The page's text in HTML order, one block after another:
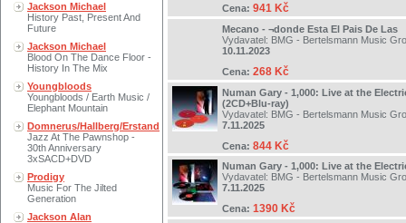
Jackson Michael
History Past, Present And
Future
Jackson Michael
Blood On The Dance Floor -
History In The Mix
Youngbloods
Youngbloods / Earth Music /
Elephant Mountain
Domnerus/Hallberg/Erstand
Jazz At The Pawnshop -
30th Anniversary
3xSACD+DVD
Prodigy
Music For The Jilted
Generation
Jackson Alan
Cena: 941 Kč
Mecano - ¬donde Esta El Pais De Las
Vydavatel: BMG - Bertelsmann Music
10.11.2023
Cena: 268 Kč
Numan Gary - 1,000: Live at the
(2CD+Blu-ray)
Vydavatel: BMG - Bertelsmann Music
7.11.2025
Cena: 844 Kč
Numan Gary - 1,000: Live at the
Vydavatel: BMG - Bertelsmann Music
7.11.2025
Cena: 1390 Kč